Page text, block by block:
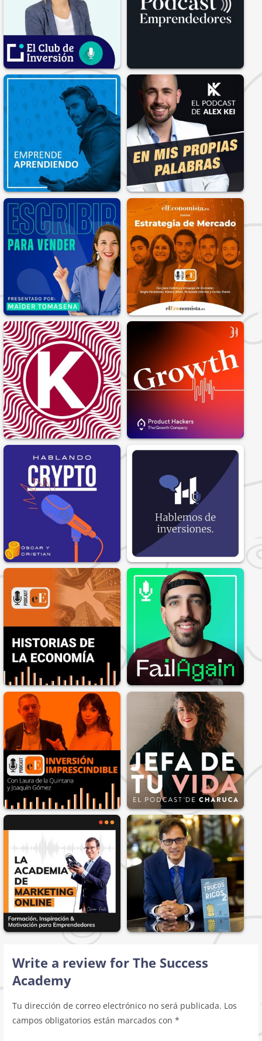
Write a review for The Success
Academy
Tu dirección de correo electrónico no será publicada. Los
campos obligatorios están marcados con *